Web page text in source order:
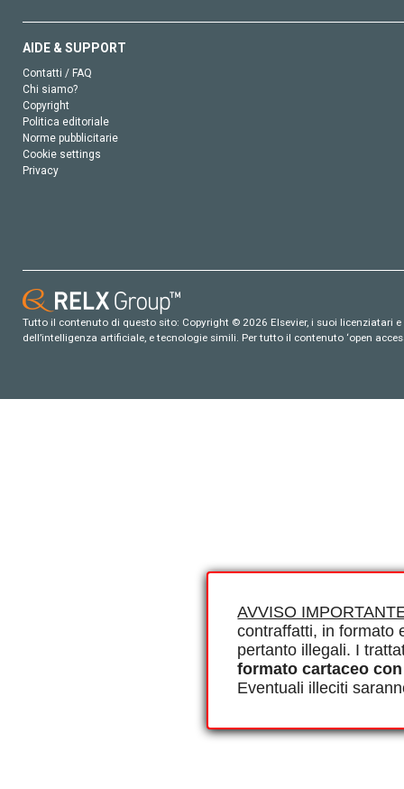
AVVISO
contraffatti, in formato
pertanto illegali. I
formato cartaceo
Eventuali illeciti
AIDE & SUPPORT
Contatti / FAQ
Chi siamo?
Copyright
Politica editoriale
Norme pubblicitarie
Cookie settings
Privacy
Tutto il contenuto di questo sito: Copyright © 2026 Elsevier, i suoi
dell’intelligenza artificiale, e tecnologie simili. Per tutto il contenuto ‘open